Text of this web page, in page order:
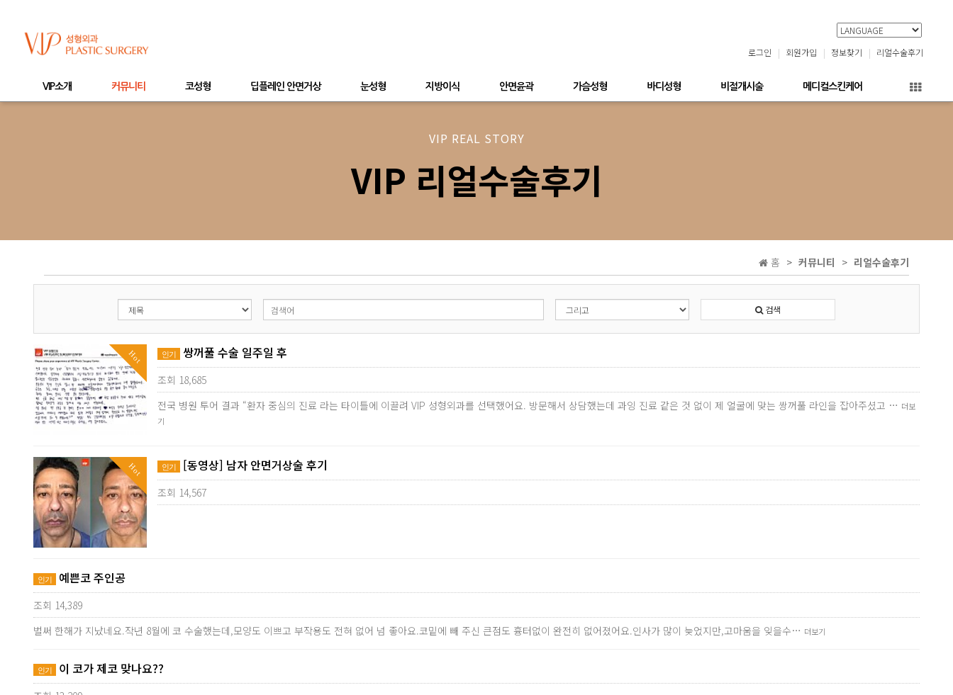
로그인 회원가입 정보찾기 리얼수술후기
VIP소개 커뮤니티 코성형 딥플레인 안면거상 눈성형 지방이식 안면윤곽 가슴성형 바디성형 비절개시술 메디컬스킨케어
VIP REAL STORY
VIP 리얼수술후기
홈 커뮤니티 리얼수술후기
검색
Hot 인기 쌍꺼풀 수술 일주일 후
조회 18,685
전국 병원 투어 결과 “환자 중심의 진료 라는 타이틀에 이끌려 VIP 성형외과를 선택했어요. 방문해서 상담했는데 과잉 진료 같은 것 없이 제 얼굴에 맞는 쌍꺼풀 라인을 잡아주셨고 … 더보
기
Hot 인기 [동영상] 남자 안면거상술 후기
조회 14,567
인기 예쁜코 주인공
조회 14,389
벌써 한해가 지났네요.작년 8월에 코 수술했는데,모양도 이쁘고 부작용도 전혀 없어 넘 좋아요.코밑에 빼 주신 큰점도 흉터없이 완전히 없어졌어요.인사가 많이 늦었지만,고마움을 잊을수… 더보기
인기 이 코가 제코 맞나요??